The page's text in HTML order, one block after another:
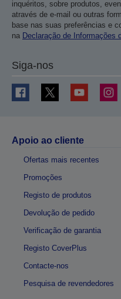
inquéritos, sobre produtos,
através de e-mail ou outras
base nas suas preferências e
na Declaração de Informações
Siga-nos
Apoio ao cliente
Ofertas mais recentes
Promoções
Registo de produtos
Devolução de pedido
Verificação de garantia
Registo CoverPlus
Contacte-nos
Pesquisa de revendedores